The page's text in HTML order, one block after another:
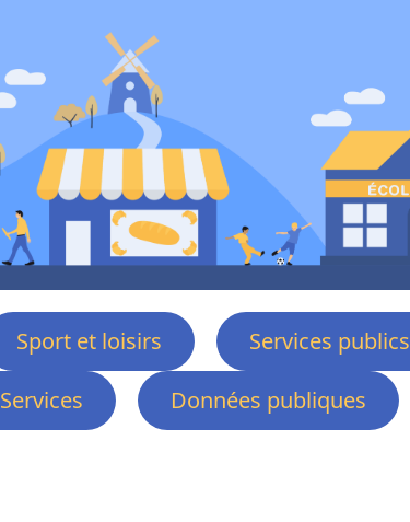
Sport et loisirs Services publics
Données publiques